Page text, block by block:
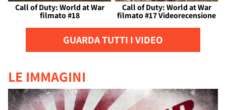
Call of Duty: World at War
filmato #18
Call of Duty: World at War
filmato #17 Videorecensione
GUARDA TUTTI I VIDEO
LE IMMAGINI